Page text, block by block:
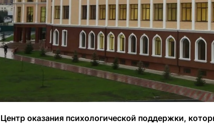
Центр оказания психологической поддержки,